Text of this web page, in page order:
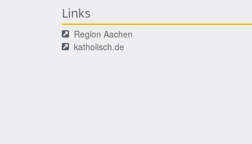
Links
Region Aachen
katholisch.de